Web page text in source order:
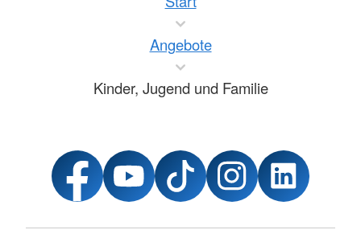
Angebote
Kinder, Jugend und Familie